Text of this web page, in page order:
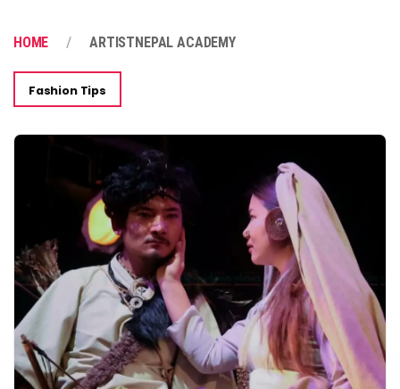
HOME ARTISTNEPAL ACADEMY
Fashion Tips